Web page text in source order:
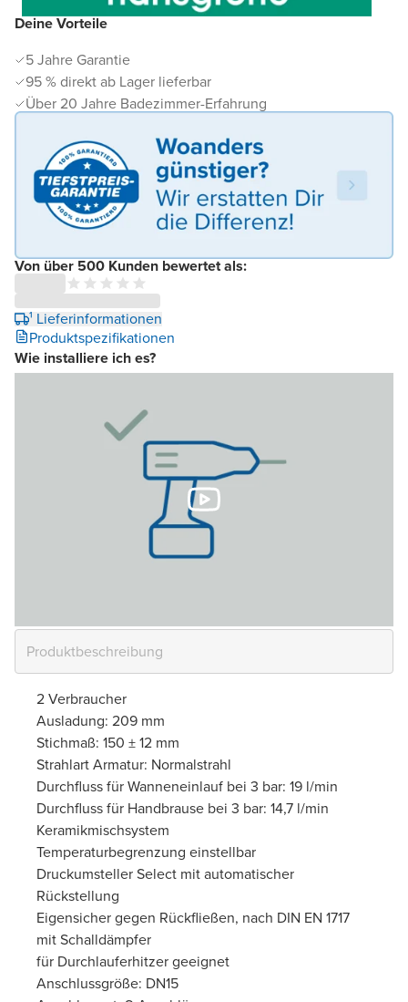
Deine Vorteile
5 Jahre Garantie
95 % direkt ab Lager lieferbar
Über 20 Jahre Badezimmer-Erfahrung
Von über 500 Kunden bewertet als:
¹ Lieferinformationen
Produktspezifikationen
Wie installiere ich es?
2 Verbraucher
Ausladung: 209 mm
Stichmaß: 150 ± 12 mm
Strahlart Armatur: Normalstrahl
Durchfluss für Wanneneinlauf bei 3 bar: 19 l/min
Durchfluss für Handbrause bei 3 bar: 14,7 l/min
Keramikmischsystem
Temperaturbegrenzung einstellbar
Druckumsteller Select mit automatischer
Rückstellung
Eigensicher gegen Rückfließen, nach DIN EN 1717
mit Schalldämpfer
für Durchlauferhitzer geeignet
Anschlussgröße: DN15